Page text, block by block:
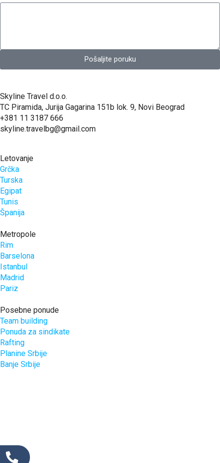
Pošaljite poruku
Skyline Travel d.o.o.
TC Piramida, Jurija Gagarina 151b lok. 9, Novi Beograd
+381 11 3187 666
skyline.travelbg@gmail.com
Letovanje
Grčka
Turska
Egipat
Tunis
Španija
Metropole
Rim
Barselona
Istanbul
Madrid
Pariz
Posebne ponude
Team building
Ponuda za sindikate
Rafting
Planine Srbije
Banje Srbije